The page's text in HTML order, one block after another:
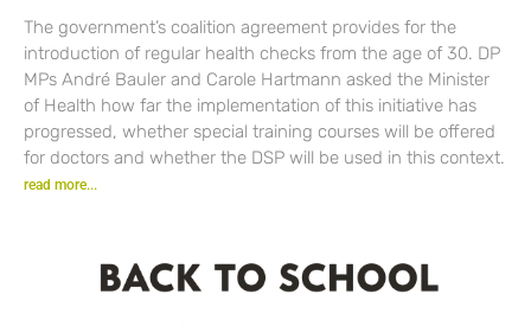
The government’s coalition agreement provides for the
introduction of regular health checks from the age of 30. DP
MPs André Bauler and Carole Hartmann asked the Minister
of Health how far the implementation of this initiative has
progressed, whether special training courses will be offered
for doctors and whether the DSP will be used in this context.
read more...